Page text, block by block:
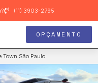
(11) 3903-2795
ORÇAMENTO
Town São Paulo